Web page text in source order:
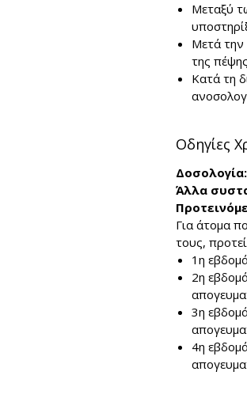
Μεταξύ
Μετά την
της
Κατά τη
Οδηγίες
Δοσολογία:
Άλλα
Για άτομα
τους,
1η
2η
3η
4η